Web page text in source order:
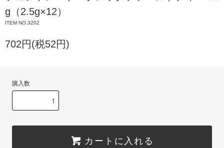
g（2.5g×12）
ITEM NO.3202
702円(税52円)
購入数
カートに入れる